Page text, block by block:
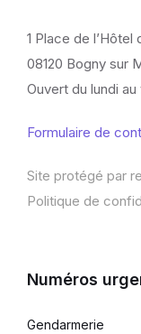
1 Place de l’Hôtel
08120 Bogny sur
Ouvert du lundi
Formulaire de
Site protégé par
Politique de
Numéros
Gendarmerie